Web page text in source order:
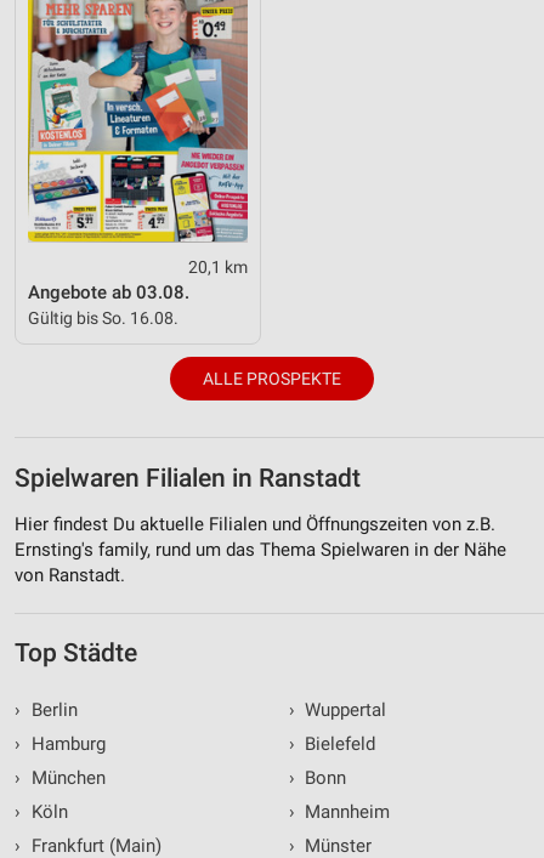
20,1 km
Angebote ab 03.08.
Gültig bis So. 16.08.
ALLE PROSPEKTE
Spielwaren Filialen in Ranstadt
Hier findest Du aktuelle Filialen und Öffnungszeiten von z.B.
Ernsting's family, rund um das Thema Spielwaren in der Nähe
von Ranstadt.
Top Städte
›
Berlin
›
Hamburg
›
München
›
Köln
›
Frankfurt (Main)
› Wuppertal
› Bielefeld
› Bonn
› Mannheim
› Münster